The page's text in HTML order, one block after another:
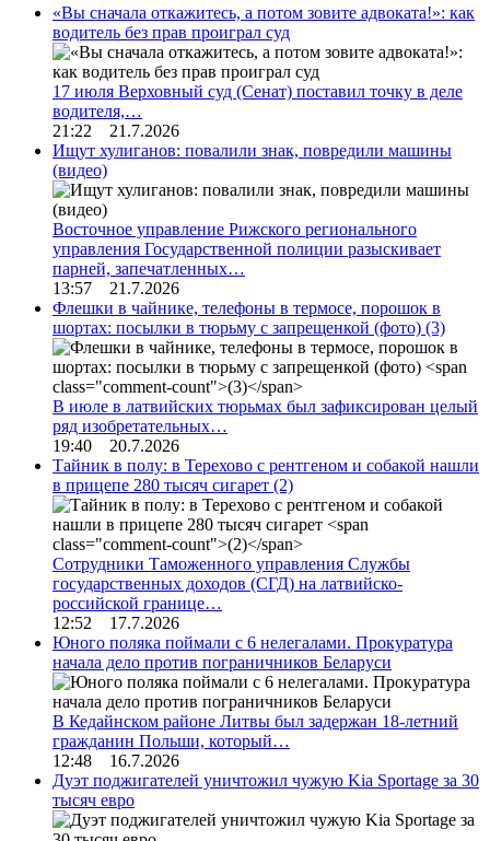
«Вы сначала откажитесь, а потом зовите адвоката!»: как
водитель без прав проиграл суд
17 июля Верховный суд (Сенат) поставил точку в деле
водителя,…
21:22 21.7.2026
Ищут хулиганов: повалили знак, повредили машины
(видео)
Восточное управление Рижского регионального
управления Государственной полиции разыскивает
парней, запечатленных…
13:57 21.7.2026
Флешки в чайнике, телефоны в термосе, порошок в
шортах: посылки в тюрьму с запрещенкой (фото) (3)
В июле в латвийских тюрьмах был зафиксирован целый
ряд изобретательных…
19:40 20.7.2026
Тайник в полу: в Терехово с рентгеном и собакой нашли
в прицепе 280 тысяч сигарет (2)
Сотрудники Таможенного управления Службы
государственных доходов (СГД) на латвийско-
российской границе…
12:52 17.7.2026
Юного поляка поймали с 6 нелегалами. Прокуратура
начала дело против пограничников Беларуси
В Кедайнском районе Литвы был задержан 18-летний
гражданин Польши, который…
12:48 16.7.2026
Дуэт поджигателей уничтожил чужую Kia Sportage за 30
тысяч евро